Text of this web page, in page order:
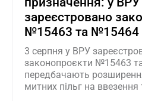
зареєстровано
№15463 та №15464
3 серпня у ВРУ
законопроєкти №15463
передбачають
митних пільг на ввезення